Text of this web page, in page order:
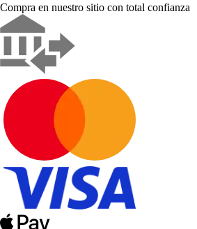
Compra en nuestro sitio con total confianza